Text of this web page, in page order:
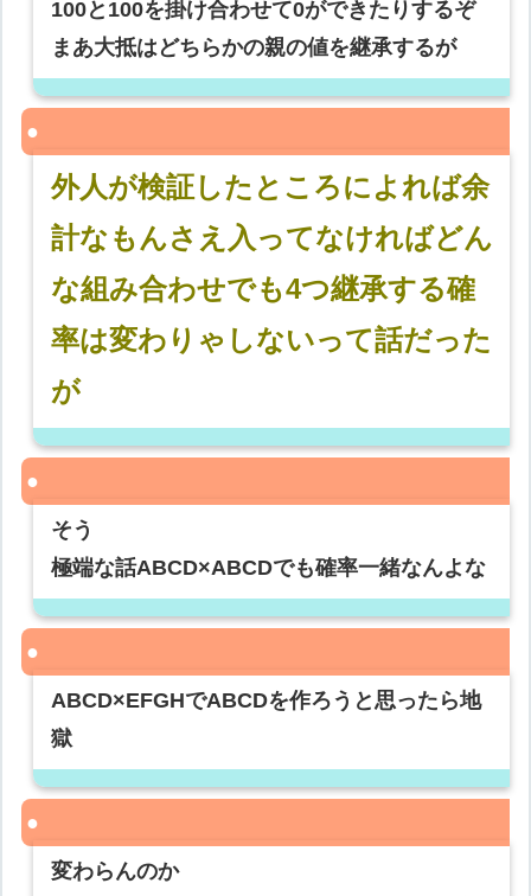
100と100を掛け合わせて0ができたりするぞ
まあ大抵はどちらかの親の値を継承するが
外人が検証したところによれば余
計なもんさえ入ってなければどん
な組み合わせでも4つ継承する確
率は変わりゃしないって話だった
が
そう
極端な話ABCD×ABCDでも確率一緒なんよな
ABCD×EFGHでABCDを作ろうと思ったら地
獄
変わらんのか